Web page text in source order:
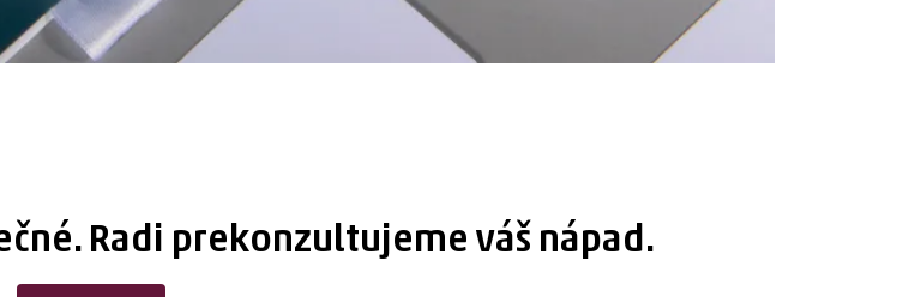
Radi prekonzultujeme váš nápad.